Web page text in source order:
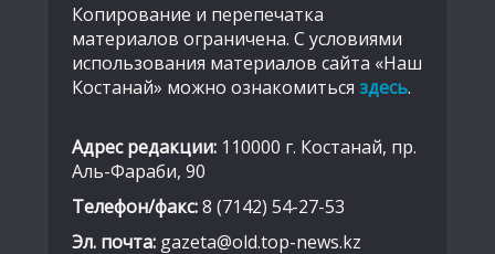
Копирование и перепечатка
материалов ограничена. С условиями
использования материалов сайта «Наш
Костанай» можно ознакомиться здесь.
Адрес редакции: 110000 г. Костанай, пр.
Аль-Фараби, 90
Телефон/факс:8 (7142) 54-27-53
Эл. почта: gazeta@old.top-news.kz